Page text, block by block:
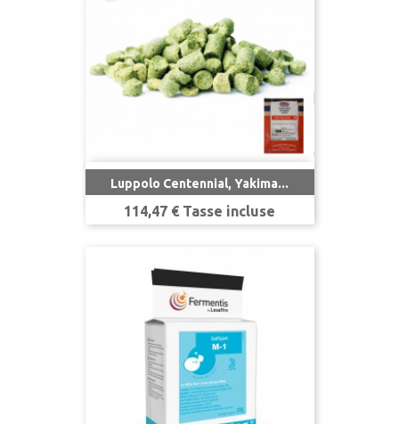
Luppolo Centennial, Yakima...
Prezzo
114,47 € Tasse incluse